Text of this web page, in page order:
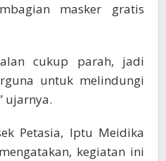
masker gratis
cukup parah, jadi
untuk melindungi
ujarnya.
Petasia, Iptu Meidika
kegiatan ini